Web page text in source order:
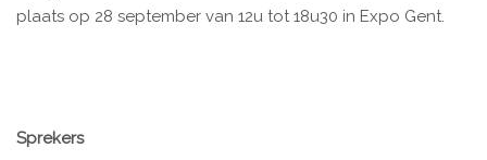
plaats op 28 september van 12u tot 18u30 in Expo Gent.
Sprekers